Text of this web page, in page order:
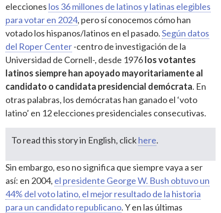
elecciones los 36 millones de latinos y latinas elegibles
para votar en 2024, pero sí conocemos cómo han
votado los hispanos/latinos en el pasado.Según datos
del Roper Center-centro de investigación de la
Universidad de Cornell-, desde 1976los votantes
latinos siempre han apoyado mayoritariamente al
candidato o candidata presidencial demócrata. En
otras palabras, los demócratas han ganado el ‘voto
latino’ en 12 elecciones presidenciales consecutivas.
To read this story in English, clickhere.
Sin embargo, eso no significa que siempre vaya a ser
así: en 2004, el presidente George W. Bush obtuvo un
44% del voto latino, el mejor resultado de la historia
para un candidato republicano. Y en las últimas